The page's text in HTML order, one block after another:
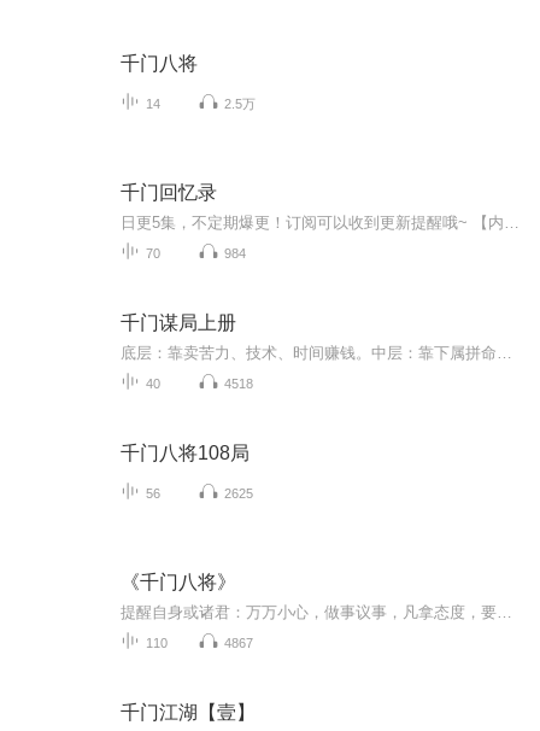
千门八将
14 2.5万
千门回忆录
70 984
千门谋局上册
40 4518
千门八将108局
56 2625
《千门八将》
110 4867
千门江湖【壹】